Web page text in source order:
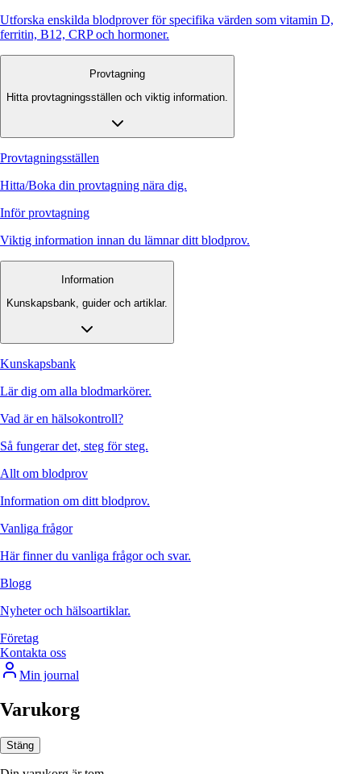
Utforska enskilda blodprover för specifika värden som vitamin D,
ferritin, B12, CRP och hormoner.
Provtagning
Hitta provtagningsställen och viktig information.
Provtagningsställen
Hitta/Boka din provtagning nära dig.
Inför provtagning
Viktig information innan du lämnar ditt blodprov.
Information
Kunskapsbank, guider och artiklar.
Kunskapsbank
Lär dig om alla blodmarkörer.
Vad är en hälsokontroll?
Så fungerar det, steg för steg.
Allt om blodprov
Information om ditt blodprov.
Vanliga frågor
Här finner du vanliga frågor och svar.
Blogg
Nyheter och hälsoartiklar.
Företag
Kontakta oss
Min journal
Varukorg
Stäng